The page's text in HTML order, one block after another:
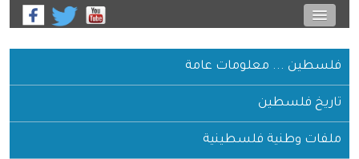
فلسطين ... معلومات عامة
تاريخ فلسطين
ملفات وطنية فلسطينية